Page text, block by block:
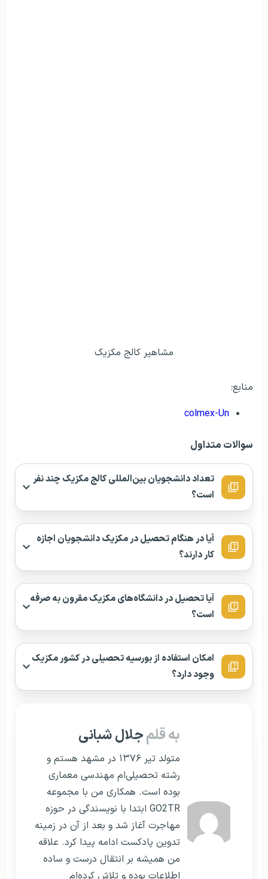
مشاهير کالج مکزیک
منابع:
colmex-Un
سوالات متداول
تعداد دانشجویان بین‌المللی کالج مکزیک چند نفر
است؟
آیا در هنگام تحصیل در مکزیک دانشجویان اجازه
کار دارند؟
آیا تحصیل در دانشگاه‌های مکزیک مقرون به صرفه
است؟
امکان استفاده از بورسیه تحصیلی در کشور مکزیک
وجود دارد؟
به قلمجلال شبانی
متولد تیر ۱۳۷۶ در مشهد هستم و
رشته تحصیلی‌ام مهندسی معماری
بوده است. همکاری من با مجموعه
GO2TR ابتدا با نویسندگی در حوزه
مهاجرت آغاز شد و بعد از آن در زمینه
تدوین پادکست ادامه پیدا کرد. علاقه
من همیشه بر انتقال درست و ساده